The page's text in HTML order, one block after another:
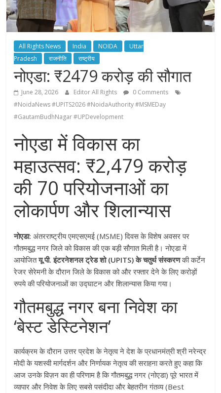
All Rights News India NOIDA
Uttar
Pradesh
राजनीति राष्ट्रीय
नोएडा: ₹2479 करोड़ की सौगात
June 28, 2026 Editor All Rights
0 Comments
#NoidaNews #UPITS2026 #NoidaAuthority #MSMEDay
#GautamBudhNagar #UPDevelopment
नोएडा में विकास का
महाउत्सव: ₹2,479 करोड़
की 70 परियोजनाओं का
लोकार्पण और शिलान्यास
नोएडा: अंतरराष्ट्रीय एमएसएमई (MSME) दिवस के विशेष अवसर पर
गौतमबुद्ध नगर जिले को विकास की एक बड़ी सौगात मिली है। नोएडा में
आयोजितयू.पी. इंटरनेशनल ट्रेड शो (UPITS) के चतुर्थ संस्करणकी कर्टेन
रेजर सेरेमनी के दौरान जिले के विकास को और रफ्तार देने के लिए करोड़ों
रुपये की परियोजनाओं का उद्घाटन और शिलान्यास किया गया।
गौतमबुद्ध नगर बना निवेश का
‘बेस्ट डेस्टिनेशन’
कार्यक्रम के दौरान उत्तर प्रदेश के नेतृत्व ने देश के प्रधानमंत्री श्री नरेन्द्र
मोदी के यशस्वी मार्गदर्शन और निर्णायक नेतृत्व की सराहना करते हुए कहा कि
आज उनके विज़न का ही परिणाम है कि गौतमबुद्ध नगर (नोएडा) पूरे भारत में
व्यापार और निवेश के लिए सबसे पसंदीदा और बेहतरीन गंतव्य (Best